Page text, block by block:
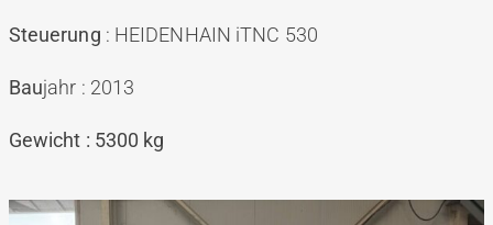
Steuerung : HEIDENHAIN iTNC 530
Baujahr : 2013
Gewicht : 5300 kg